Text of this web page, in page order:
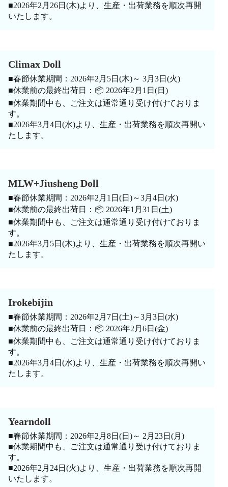
■2026年2月26日(木)より、生産・出荷業務を順次再開
いたします。
Climax Doll
■春節休業期間：2026年2月5日(木)～ 3月3日(火)
■休業前の最終出荷日：📦 2026年2月1日(日)
■休業期間中も、ご注文は通常通り受け付けておりま
す。
■2026年3月4日(水)より、生産・出荷業務を順次再開い
たします。
MLW+Jiusheng Doll
■春節休業期間：2026年2月1日(日)～3月4日(水)
■休業前の最終出荷日：📦 2026年1月31日(土)
■休業期間中も、ご注文は通常通り受け付けておりま
す。
■2026年3月5日(木)より、生産・出荷業務を順次再開い
たします。
Irokebijin
■春節休業期間：2026年2月7日(土)～3月3日(水)
■休業前の最終出荷日：📦 2026年2月6日(金)
■休業期間中も、ご注文は通常通り受け付けておりま
す。
■2026年3月4日(水)より、生産・出荷業務を順次再開い
たします。
Yearndoll
■春節休業期間：2026年2月8日(日)～ 2月23日(月)
■休業期間中も、ご注文は通常通り受け付けておりま
す。
■2026年2月24日(火)より、生産・出荷業務を順次再開
いたします。